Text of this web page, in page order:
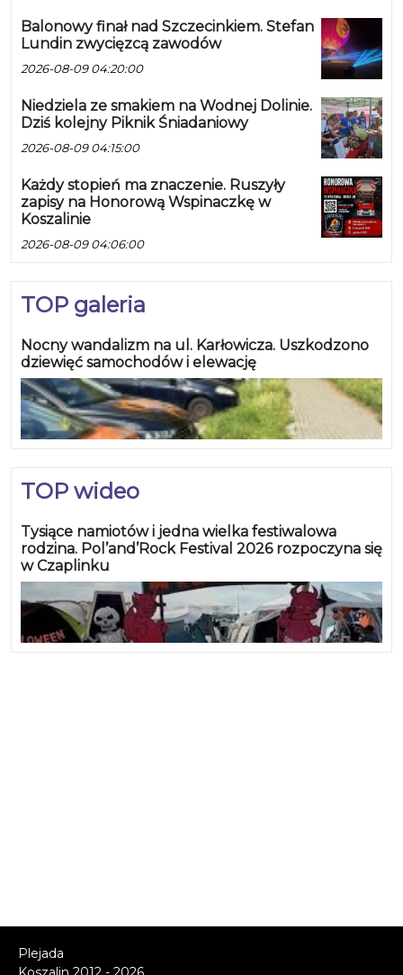
Balonowy finał nad Szczecinkiem. Stefan
Lundin zwycięzcą zawodów
2026-08-09 04:20:00
Niedziela ze smakiem na Wodnej Dolinie.
Dziś kolejny Piknik Śniadaniowy
2026-08-09 04:15:00
Każdy stopień ma znaczenie. Ruszyły
zapisy na Honorową Wspinaczkę w
Koszalinie
2026-08-09 04:06:00
TOP galeria
Nocny wandalizm na ul. Karłowicza. Uszkodzono
dziewięć samochodów i elewację
TOP wideo
Tysiące namiotów i jedna wielka festiwalowa
rodzina. Pol’and’Rock Festival 2026 rozpoczyna się
w Czaplinku
Plejada